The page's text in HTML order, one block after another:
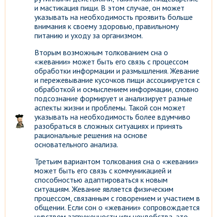
и мастикация пищи. В этом случае, он может
указывать на необходимость проявить больше
внимания к своему здоровью, правильному
питанию и уходу за организмом.
Вторым возможным толкованием сна о
«жевании» может быть его связь с процессом
обработки информации и размышления. Жевание
и пережевывание кусочков пищи ассоциируется с
обработкой и осмыслением информации, словно
подсознание формирует и анализирует разные
аспекты жизни и проблемы. Такой сон может
указывать на необходимость более вдумчиво
разобраться в сложных ситуациях и принять
рациональные решения на основе
основательного анализа.
Третьим вариантом толкования сна о «жевании»
может быть его связь с коммуникацией и
способностью адаптироваться к новым
ситуациям. Жевание является физическим
процессом, связанным с говорением и участием в
общении. Если сон о «жевании» сопровождается